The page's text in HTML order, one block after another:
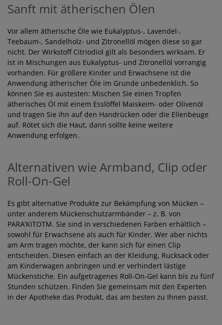
Sanft mit ätherischen Ölen
Vor allem ätherische Öle wie Eukalyptus-, Lavendel-,
Teebaum-, Sandelholz- und Zitronellöl mögen diese so gar
nicht. Der Wirkstoff Citriodiol gilt als besonders wirksam. Er
ist in Mischungen aus Eukalyptus- und Zitronellöl vorrangig
vorhanden. Für größere Kinder und Erwachsene ist die
Anwendung ätherischer Öle im Grunde unbedenklich. So
können Sie es austesten: Mischen Sie einen Tropfen
ätherisches Öl mit einem Esslöffel Maiskeim- oder Olivenöl
und tragen Sie ihn auf den Handrücken oder die Ellenbeuge
auf. Rötet sich die Haut, dann sollte keine weitere
Anwendung erfolgen.
Alternativen wie Armband, Clip oder
Roll-On-Gel
Es gibt alternative Produkte zur Bekämpfung von Mücken –
unter anderem Mückenschutzarmbänder – z. B. von
PARA’KITOTM. Sie sind in verschiedenen Farben erhältlich –
sowohl für Erwachsene als auch für Kinder. Wer aber nichts
am Arm tragen möchte, der kann sich für einen Clip
entscheiden. Diesen einfach an der Kleidung, Rucksack oder
am Kinderwagen anbringen und er verhindert lästige
Mückenstiche. Ein aufgetragenes Roll-On-Gel kann bis zu fünf
Stunden schützen. Finden Sie gemeinsam mit den Experten
in der Apotheke das Produkt, das am besten zu Ihnen passt.